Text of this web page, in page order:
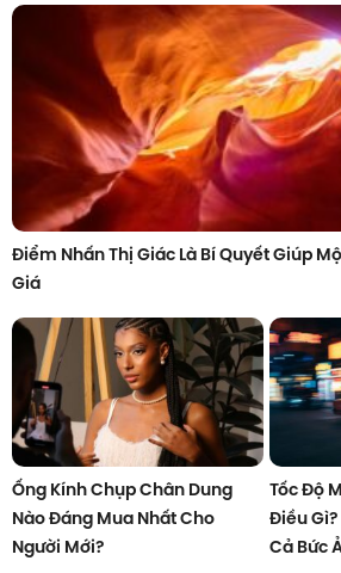
Điểm Nhấn Thị Giác Là Bí Quyết Giúp
Giá
Ống Kính Chụp Chân Dung
Nào Đáng Mua Nhất Cho
Người Mới?
Tốc Độ
Điều
Cả Bức